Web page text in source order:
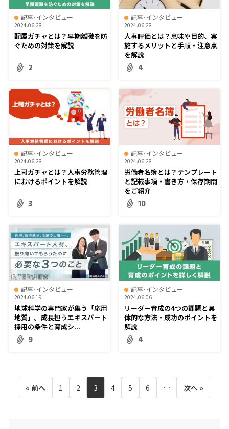
記事･インタビュー
2024.06.28
配属ガチャとは？早期離職を防
ぐための対策を解説
2
記事･インタビュー
2024.06.28
人事評価とは？意味や目的、実
施するメリットと手順・注意点
を解説
4
記事･インタビュー
2024.06.28
上司ガチャとは？人事労務管理
におけるポイントを解説
3
記事･インタビュー
2024.06.28
労働者名簿とは？テンプレート
と記載事項・書き方・保存期間
をご紹介
10
記事･インタビュー
2024.06.19
地球科学の専門家が集う「応用
地質」。成長担うエキスパート
採用の条件と育成シ...
9
記事･インタビュー
2024.06.06
リーダー育成の4つの課題と具
体的な方法・成功のポイントを
解説
4
« 前へ 1 2 3 4 5 6 … 次へ »